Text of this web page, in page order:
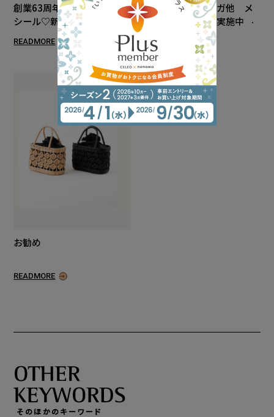
創業63周年記念🎉ぷっくり
シール♡新発売
READMORE
ロレックス・オメガ他 メ
ンテナンスフェア実施中！
READMORE
お勧め
READMORE
そのほかのキーワード